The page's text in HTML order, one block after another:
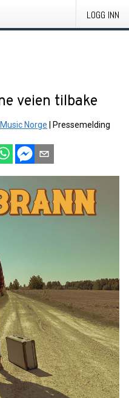
LOGG INN
veien tilbake
Norge Pressemelding